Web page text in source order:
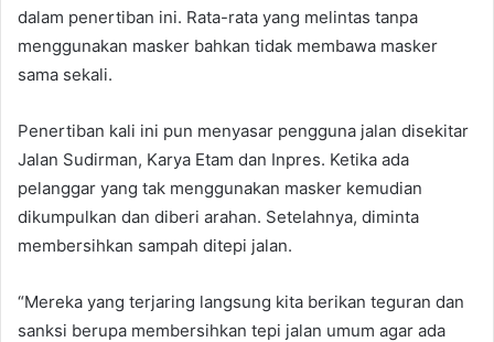
dalam penertiban ini. Rata-rata yang melintas tanpa
menggunakan masker bahkan tidak membawa masker
sama sekali.
Penertiban kali ini pun menyasar pengguna jalan disekitar
Jalan Sudirman, Karya Etam dan Inpres. Ketika ada
pelanggar yang tak menggunakan masker kemudian
dikumpulkan dan diberi arahan. Setelahnya, diminta
membersihkan sampah ditepi jalan.
“Mereka yang terjaring langsung kita berikan teguran dan
sanksi berupa membersihkan tepi jalan umum agar ada